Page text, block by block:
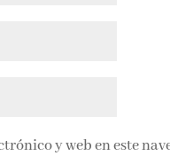
y web en este